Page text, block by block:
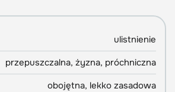
ulistnienie
przepuszczalna, żyzna, próchniczna
obojętna, lekko zasadowa